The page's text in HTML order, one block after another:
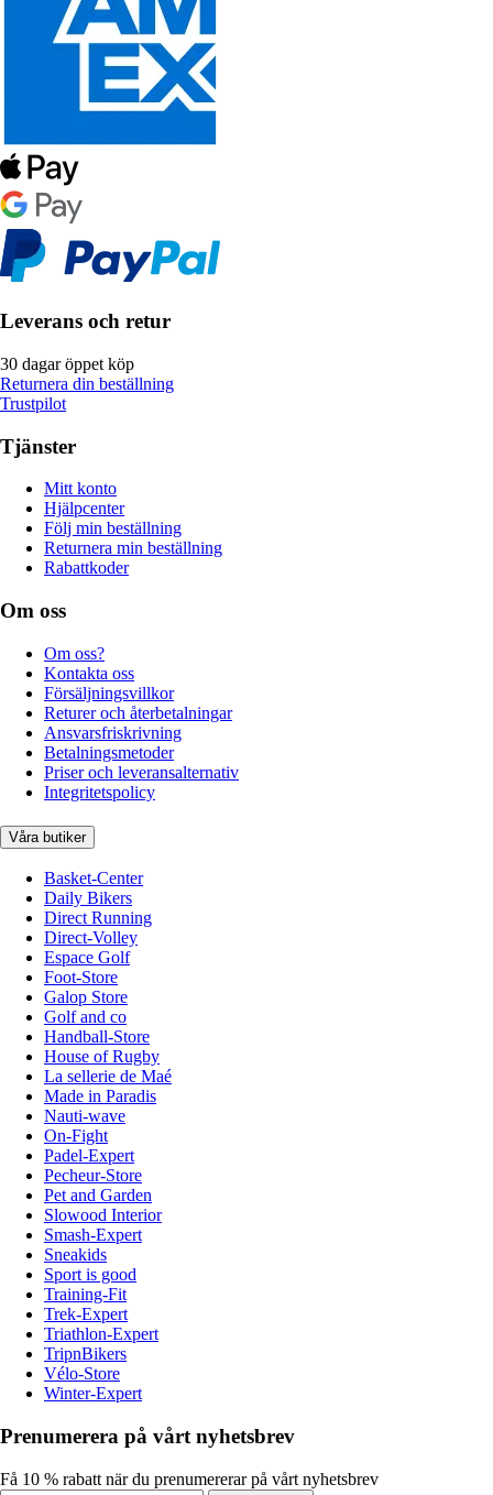
Leverans och retur
30 dagar öppet köp
Returnera din beställning
Trustpilot
Tjänster
Mitt konto
Hjälpcenter
Följ min beställning
Returnera min beställning
Rabattkoder
Om oss
Om oss?
Kontakta oss
Försäljningsvillkor
Returer och återbetalningar
Ansvarsfriskrivning
Betalningsmetoder
Priser och leveransalternativ
Integritetspolicy
Våra butiker
Basket-Center
Daily Bikers
Direct Running
Direct-Volley
Espace Golf
Foot-Store
Galop Store
Golf and co
Handball-Store
House of Rugby
La sellerie de Maé
Made in Paradis
Nauti-wave
On-Fight
Padel-Expert
Pecheur-Store
Pet and Garden
Slowood Interior
Smash-Expert
Sneakids
Sport is good
Training-Fit
Trek-Expert
Triathlon-Expert
TripnBikers
Vélo-Store
Winter-Expert
Prenumerera på vårt nyhetsbrev
Få 10 % rabatt när du prenumererar på vårt nyhetsbrev